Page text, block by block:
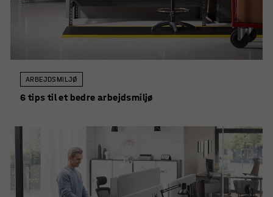
ARBEJDSMILJØ
6 tips til et bedre arbejdsmiljø